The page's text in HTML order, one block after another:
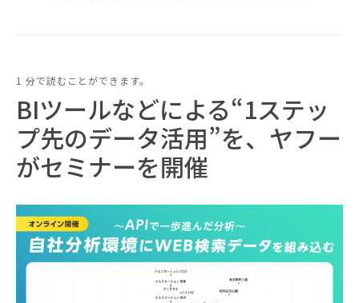
1 分で読むことができます。
BIツールなどによる“1ステッ
プ先のデータ活用”を、ヤフー
がセミナーを開催